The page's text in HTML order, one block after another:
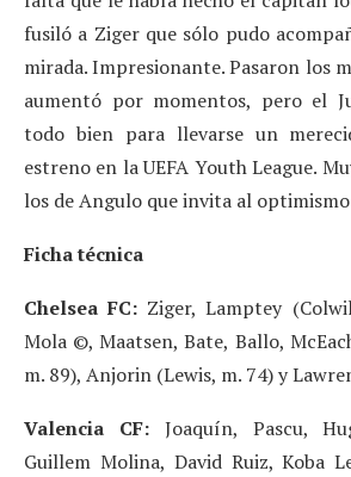
fusiló a Ziger que sólo pudo
mirada. Impresionante. Pasaron los
aumentó por momentos, pero el
todo bien para llevarse un
estreno en la UEFA Youth League.
los de Angulo que invita al
Ficha técnica
Chelsea FC: Ziger, Lamptey
Mola ©, Maatsen, Bate, Ballo,
m. 89), Anjorin (Lewis, m. 74) y
Valencia CF:Joaquín, Pascu,
Guillem Molina, David Ruiz, Koba